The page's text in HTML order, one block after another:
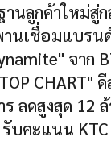
านลูกค้าใหม่สู่
นเชื่อมแบรน
จาก
CHART"
ร ลดสูงสุด 12
บคะแนน KTC